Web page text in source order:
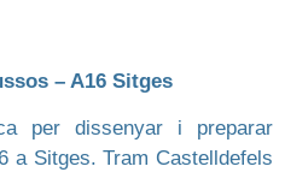
– A16 Sitges
per dissenyar i preparar
a Sitges. Tram Castelldefels